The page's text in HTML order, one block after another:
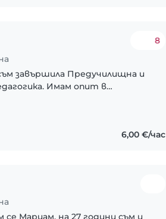
8
завършила Предучилищна и
Имам опит в
6,00 €/час
се Мариам, на 27 години съм и